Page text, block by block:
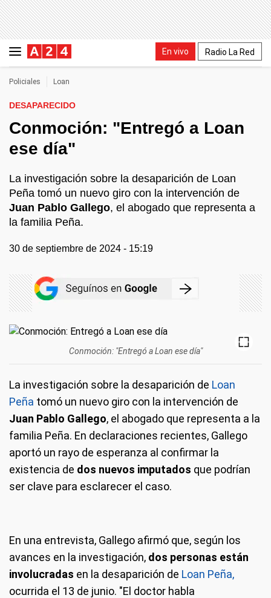
En vivo Radio La Red
Policiales Loan
DESAPARECIDO
Conmoción: "Entregó a Loan
ese día"
La investigación sobre la desaparición de Loan
Peña tomó un nuevo giro con la intervención de
Juan Pablo Gallego, el abogado que representa a
la familia Peña.
30 de septiembre de 2024 - 15:19
Conmoción: "Entregó a Loan ese día"
La investigación sobre la desaparición de Loan
Peña tomó un nuevo giro con la intervención de
Juan Pablo Gallego, el abogado que representa a la
familia Peña. En declaraciones recientes, Gallego
aportó un rayo de esperanza al confirmar la
existencia de dos nuevos imputados que podrían
ser clave para esclarecer el caso.
En una entrevista, Gallego afirmó que, según los
avances en la investigación, dos personas están
involucradas en la desaparición de Loan Peña,
ocurrida el 13 de junio. "El doctor habla